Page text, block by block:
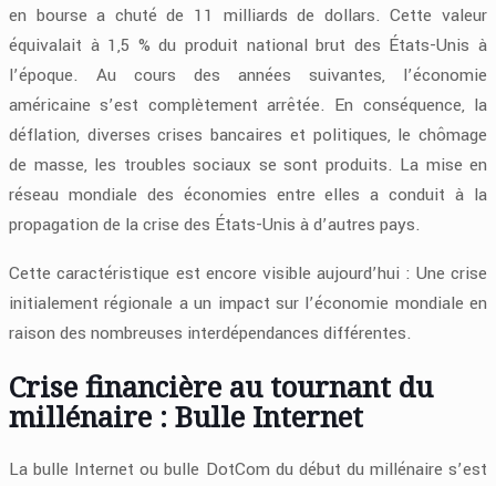
en bourse a chuté de 11 milliards de dollars. Cette valeur
équivalait à 1,5 % du produit national brut des États-Unis à
l’époque. Au cours des années suivantes, l’économie
américaine s’est complètement arrêtée. En conséquence, la
déflation, diverses crises bancaires et politiques, le chômage
de masse, les troubles sociaux se sont produits. La mise en
réseau mondiale des économies entre elles a conduit à la
propagation de la crise des États-Unis à d’autres pays.
Cette caractéristique est encore visible aujourd’hui : Une crise
initialement régionale a un impact sur l’économie mondiale en
raison des nombreuses interdépendances différentes.
Crise financière au tournant du
millénaire : Bulle Internet
La bulle Internet ou bulle DotCom du début du millénaire s’est